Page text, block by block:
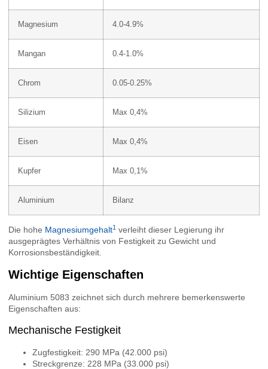
Magnesium 4.0-4.9%
Mangan 0.4-1.0%
Chrom 0.05-0.25%
Silizium Max 0,4%
Eisen Max 0,4%
Kupfer Max 0,1%
Aluminium Bilanz
Die hohe Magnesiumgehalt1 verleiht dieser Legierung ihr
ausgeprägtes Verhältnis von Festigkeit zu Gewicht und
Korrosionsbeständigkeit.
Wichtige Eigenschaften
Aluminium 5083 zeichnet sich durch mehrere bemerkenswerte
Eigenschaften aus:
Mechanische Festigkeit
Zugfestigkeit: 290 MPa (42.000 psi)
Streckgrenze: 228 MPa (33.000 psi)